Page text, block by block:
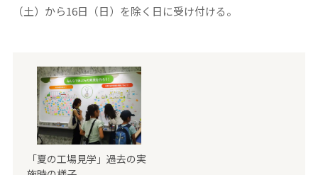
（土）から16日（日）を除く日に受け付ける。
「夏の工場見学」過去の実